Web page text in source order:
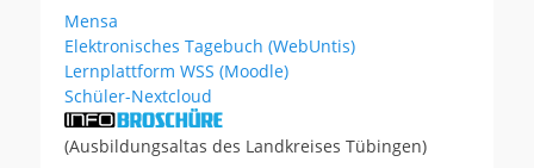
Mensa
Elektronisches Tagebuch (WebUntis)
Lernplattform WSS (Moodle)
Schüler-Nextcloud
(Ausbildungsaltas des Landkreises Tübingen)